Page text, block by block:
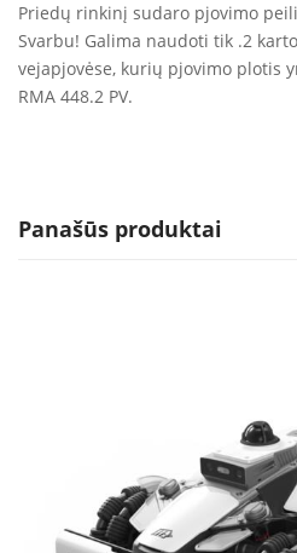
Priedų rinkinį sudaro pjovimo
Svarbu! Galima naudoti tik .2
vejapjovėse, kurių pjovimo plotis
RMA 448.2 PV.
Panašūs produktai